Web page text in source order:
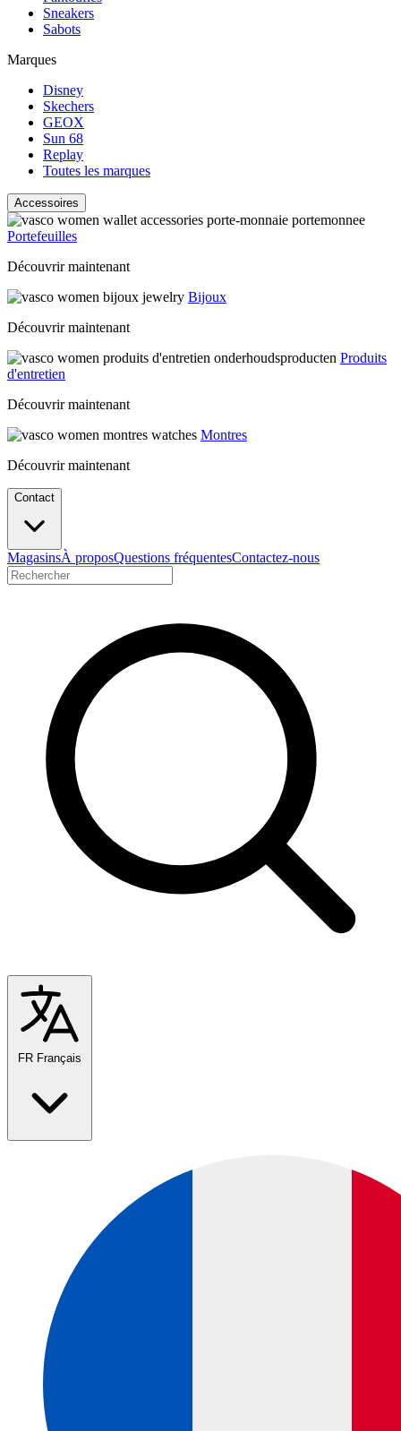
Sneakers
Sabots
Marques
Disney
Skechers
GEOX
Sun 68
Replay
Toutes les marques
Accessoires
Portefeuilles
Découvrir maintenant
Bijoux
Découvrir maintenant
Produits
d'entretien
Découvrir maintenant
Montres
Découvrir maintenant
Contact
MagasinsÀ proposQuestions fréquentesContactez-nous
FR Français